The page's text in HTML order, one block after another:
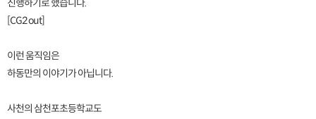
진행하기로 했습니다.
[CG2 out]
이런 움직임은
하동만의 이야기가 아닙니다.
사천의 삼천포초등학교도